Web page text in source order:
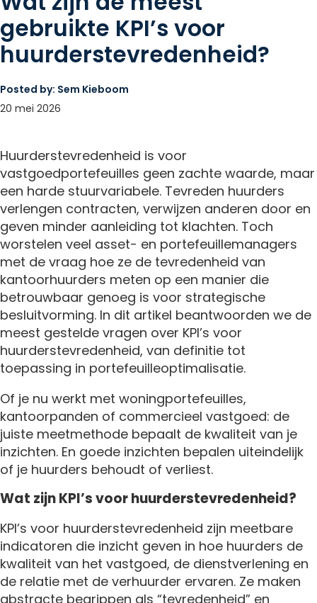
gebruikte KPI’s voor
huurderstevredenheid?
Posted by: Sem Kieboom
20 mei 2026
Huurderstevredenheid is voor
vastgoedportefeuilles geen zachte waarde, maar
een harde stuurvariabele. Tevreden huurders
verlengen contracten, verwijzen anderen door en
geven minder aanleiding tot klachten. Toch
worstelen veel asset- en portefeuillemanagers
met de vraag hoe ze de tevredenheid van
kantoorhuurders meten op een manier die
betrouwbaar genoeg is voor strategische
besluitvorming. In dit artikel beantwoorden we de
meest gestelde vragen over KPI’s voor
huurderstevredenheid, van definitie tot
toepassing in portefeuilleoptimalisatie.
Of je nu werkt met woningportefeuilles,
kantoorpanden of commercieel vastgoed: de
juiste meetmethode bepaalt de kwaliteit van je
inzichten. En goede inzichten bepalen uiteindelijk
of je huurders behoudt of verliest.
Wat zijn KPI’s voor huurderstevredenheid?
KPI’s voor huurderstevredenheid zijn meetbare
indicatoren die inzicht geven in hoe huurders de
kwaliteit van het vastgoed, de dienstverlening en
de relatie met de verhuurder ervaren. Ze maken
abstracte begrippen als “tevredenheid” en